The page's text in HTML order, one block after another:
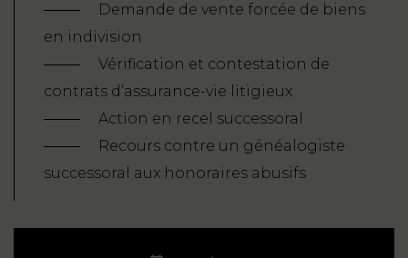
Demande de vente forcée de biens
en indivision
Vérification et contestation de
contrats d’assurance-vie litigieux
Action en recel successoral
Recours contre un généalogiste
successoral aux honoraires abusifs